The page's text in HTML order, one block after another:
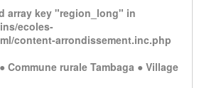
array key "region_long" in
ecoles-
content-arrondissement.inc.php
Commune rurale Tambaga ● Village